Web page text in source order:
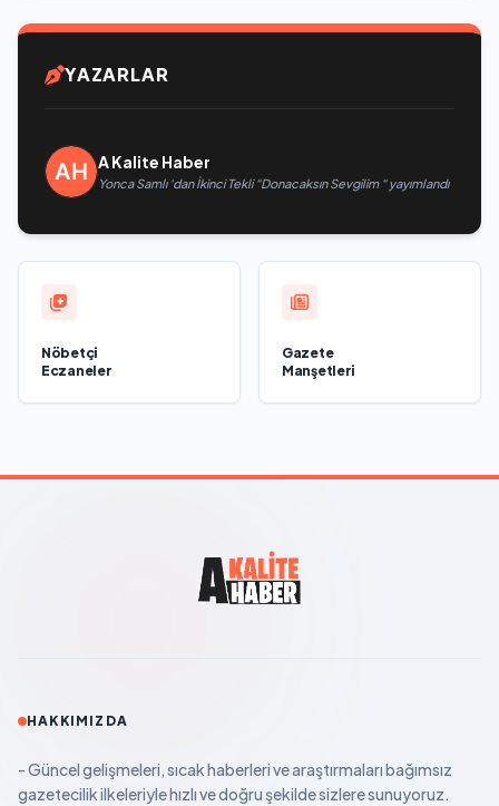
YAZARLAR
A Kalite Haber
Yonca Samlı ‘dan İkinci Tekli “Donacaksın Sevgilim “ yayımlandı
Nöbetçi
Eczaneler
Gazete
Manşetleri
HAKKIMIZDA
- Güncel gelişmeleri, sıcak haberleri ve araştırmaları bağımsız
gazetecilik ilkeleriyle hızlı ve doğru şekilde sizlere sunuyoruz.